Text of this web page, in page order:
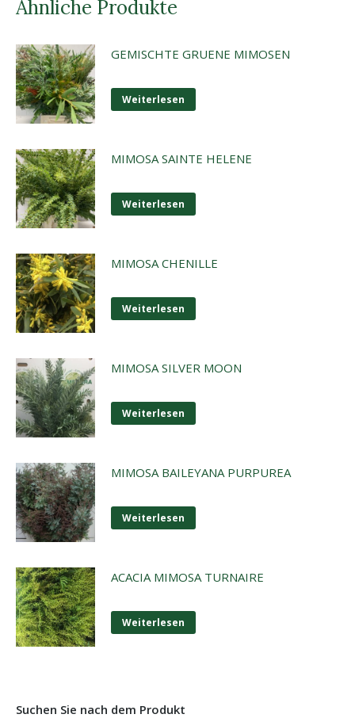
Ähnliche Produkte
GEMISCHTE GRUENE MIMOSEN
Weiterlesen
MIMOSA SAINTE HELENE
Weiterlesen
MIMOSA CHENILLE
Weiterlesen
MIMOSA SILVER MOON
Weiterlesen
MIMOSA BAILEYANA PURPUREA
Weiterlesen
ACACIA MIMOSA TURNAIRE
Weiterlesen
Suchen Sie nach dem Produkt